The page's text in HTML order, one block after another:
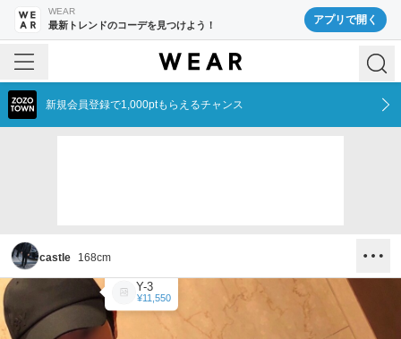
WEAR
最新トレンドのコーデを見つけよう！ アプリで開く
新規会員登録で1,000ptもらえるチャンス
castle 168cm
Y-3
¥11,550